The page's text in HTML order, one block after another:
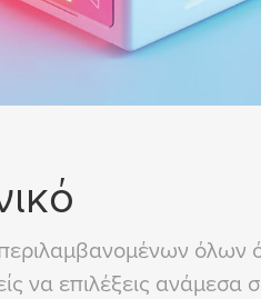
όλων
να επιλέξεις ανάμεσα